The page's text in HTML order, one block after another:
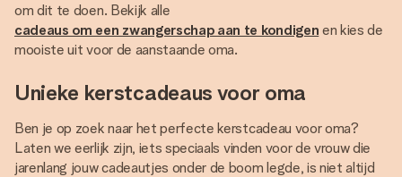
om dit te doen. Bekijk alle
cadeaus om een zwangerschap aan te kondigen en kies de
mooiste uit voor de aanstaande oma.
Unieke kerstcadeaus voor oma
Ben je op zoek naar het perfecte kerstcadeau voor oma?
Laten we eerlijk zijn, iets speciaals vinden voor de vrouw die
jarenlang jouw cadeautjes onder de boom legde, is niet altijd